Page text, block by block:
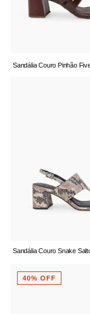
Sandália Couro Pinhão
Sandália Couro Snake
40% OFF